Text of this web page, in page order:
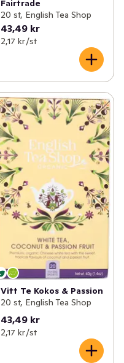
Fairtrade
20 st, English Tea Shop
43,49 kr
2,17 kr /st
Vitt Te Kokos & Passion
20 st, English Tea Shop
43,49 kr
2,17 kr /st